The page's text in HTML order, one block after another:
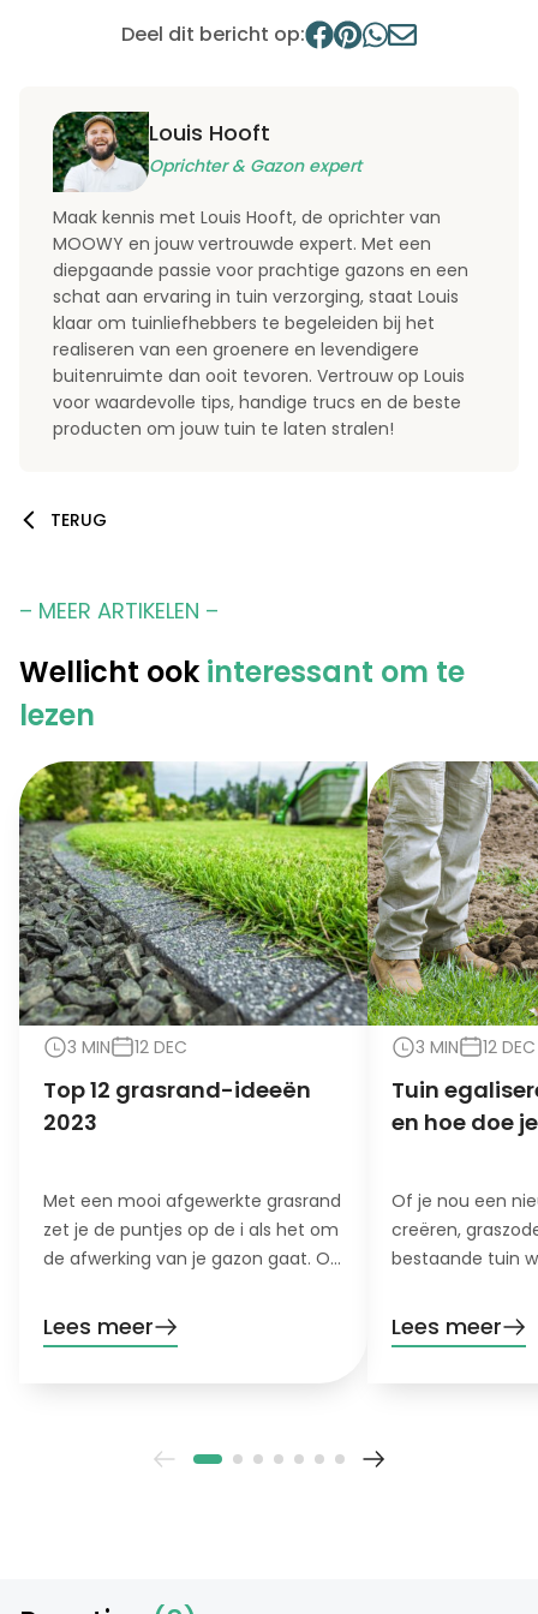
Deel dit bericht op:
Louis Hooft
Oprichter & Gazon expert
Maak kennis met Louis Hooft, de oprichter van
MOOWY en jouw vertrouwde expert. Met een
diepgaande passie voor prachtige gazons en een
schat aan ervaring in tuin verzorging, staat Louis
klaar om tuinliefhebbers te begeleiden bij het
realiseren van een groenere en levendigere
buitenruimte dan ooit tevoren. Vertrouw op Louis
voor waardevolle tips, handige trucs en de beste
producten om jouw tuin te laten stralen!
TERUG
– MEER ARTIKELEN –
Wellicht ook interessant om te
lezen
3 MIN 12 DEC
Top 12 grasrand-ideeën
2023
Met een mooi afgewerkte grasrand
zet je de puntjes op de i als het om
de afwerking van je gazon gaat. Op
gazon er toch niet helemaal
compleet uit zonder. Maar wat zijn
aanlegt. Lees snel verder en ontdek
Lees meer
3 MIN 12 DEC
Tuin
en hoe doe
Of je nou een
creëren,
bestaande tuin
egaliseren. Wat
het nodig? Op
Lees meer